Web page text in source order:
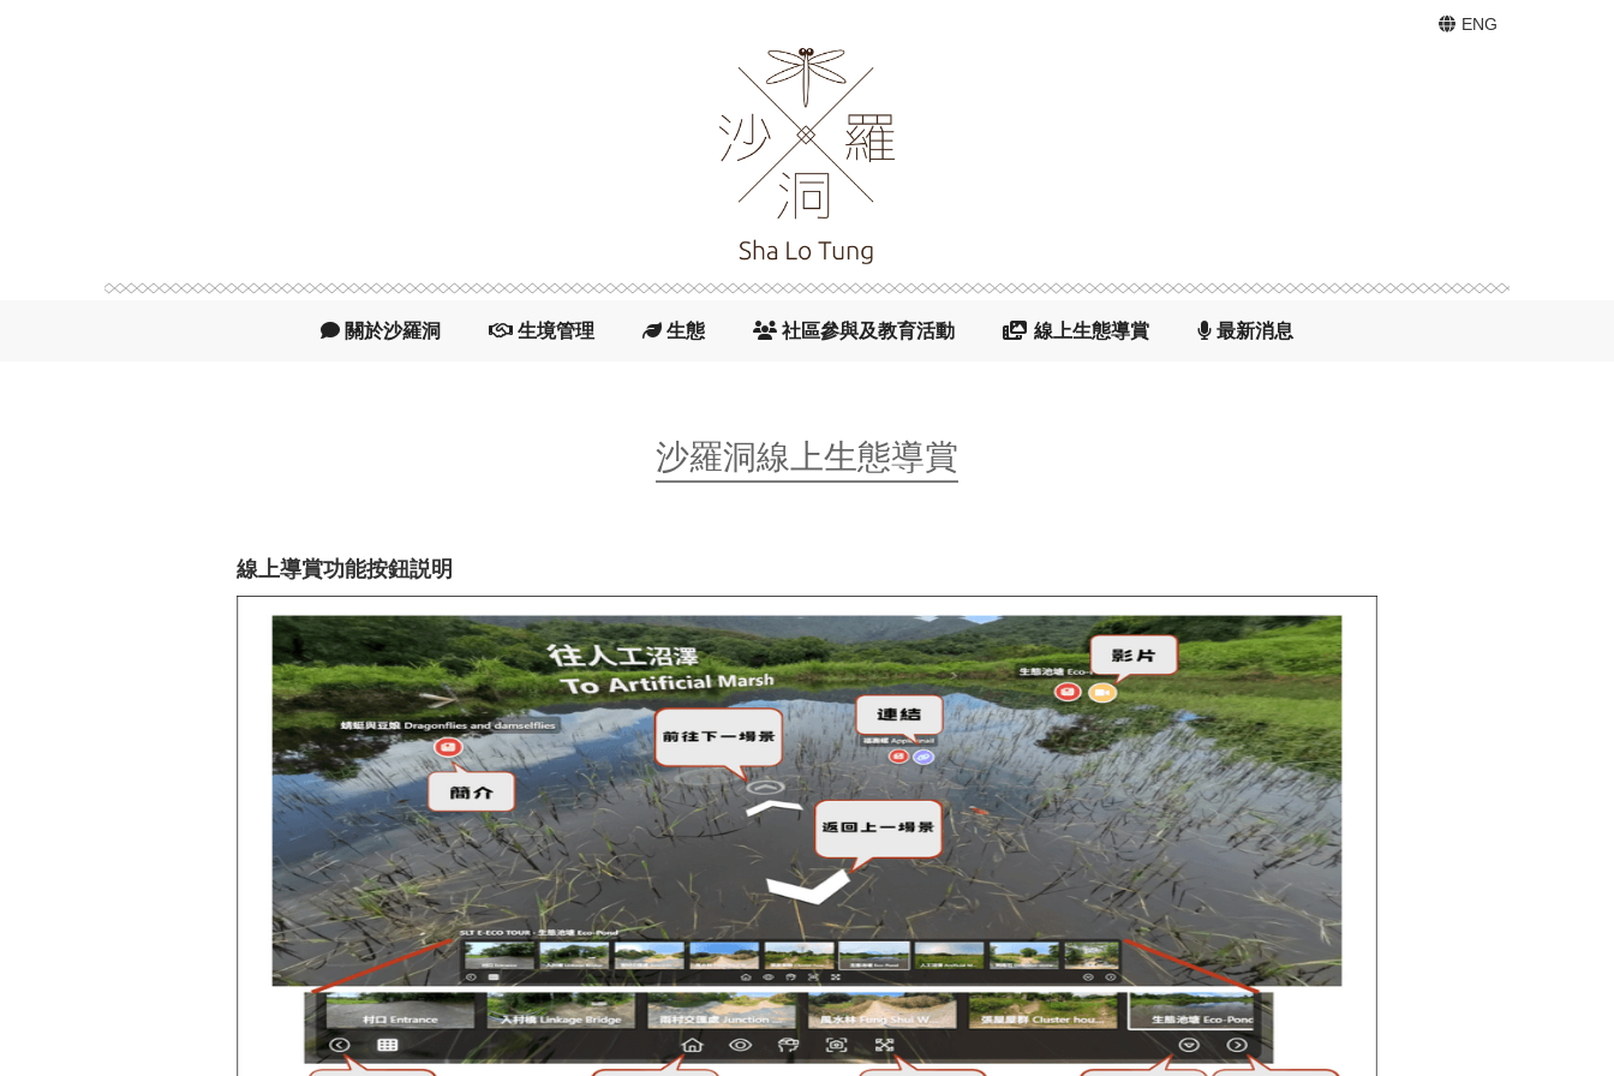
 ENG
 關於沙羅洞  生境管理  生態  社區參與及教育活動  線上生態導賞  最新消息
沙羅洞線上生態導賞
線上導賞功能按鈕説明